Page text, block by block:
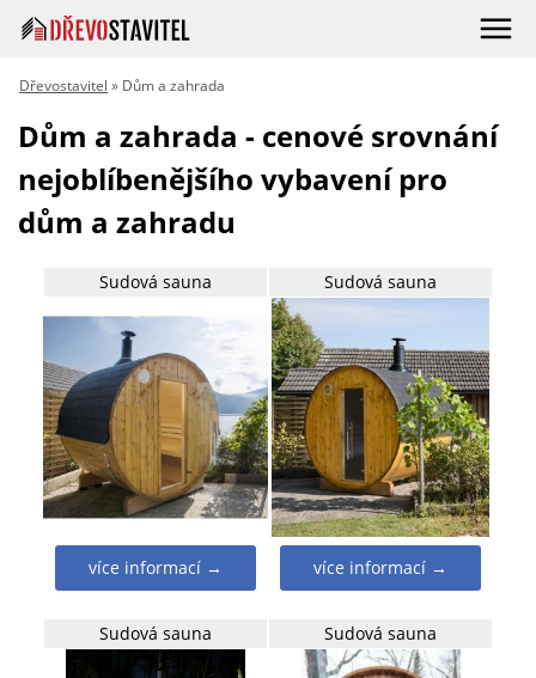
Dřevostavitel » Dům a zahrada
Dům a zahrada - cenové srovnání
nejoblíbenějšího vybavení pro
dům a zahradu
Sudová sauna
více informací →
Sudová sauna
více informací →
Sudová sauna Sudová sauna